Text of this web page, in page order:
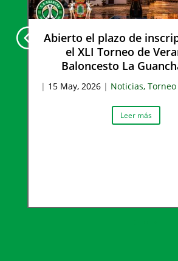
Abierto el plazo de
el XLI Torneo de
Baloncesto La
| 15 May, 2026 | Noticias,
Leer más